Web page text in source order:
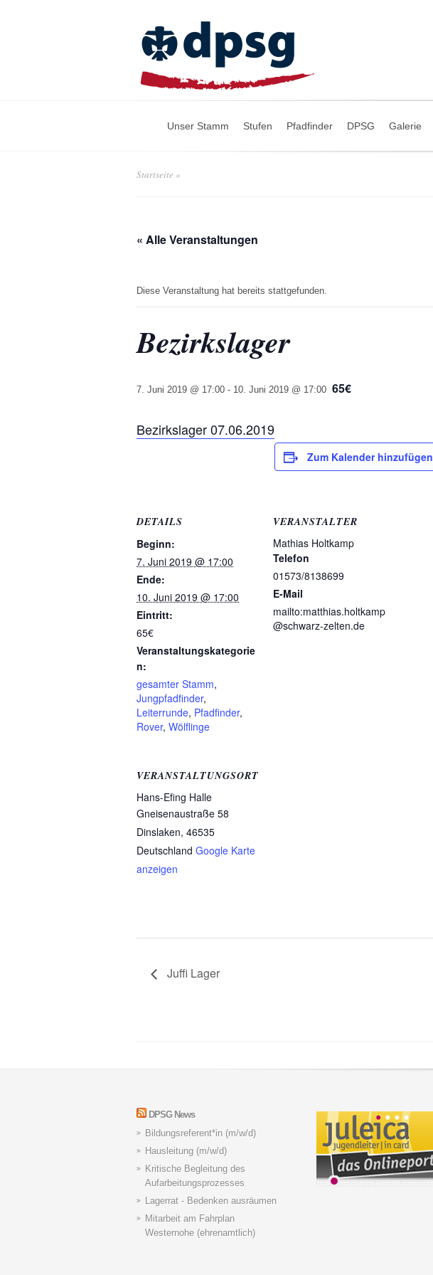
Unser Stamm Stufen Pfadfinder DPSG Galerie
Startseite »
« Alle Veranstaltungen
Diese Veranstaltung hat bereits stattgefunden.
Bezirkslager
7. Juni 2019 @ 17:00 - 10. Juni 2019 @ 17:00 65€
Bezirkslager 07.06.2019
Zum Kalender hinzufügen
DETAILS
Beginn:
7. Juni 2019 @ 17:00
Ende:
10. Juni 2019 @ 17:00
Eintritt:
65€
Veranstaltungskategorie
n:
gesamter Stamm,
Jungpfadfinder,
Leiterrunde, Pfadfinder,
Rover, Wölflinge
VERANSTALTER
Mathias Holtkamp
Telefon
01573/8138699
E-Mail
mailto:matthias.holtkamp
@schwarz-zelten.de
VERANSTALTUNGSORT
Hans-Efing Halle
Gneisenaustraße 58
Dinslaken, 46535
Deutschland Google Karte
anzeigen
Juffi Lager
DPSG News
Bildungsreferent*in (m/w/d)
Hausleitung (m/w/d)
Kritische Begleitung des
Aufarbeitungsprozesses
Lagerrat - Bedenken ausräumen
Mitarbeit am Fahrplan
Westernohe (ehrenamtlich)